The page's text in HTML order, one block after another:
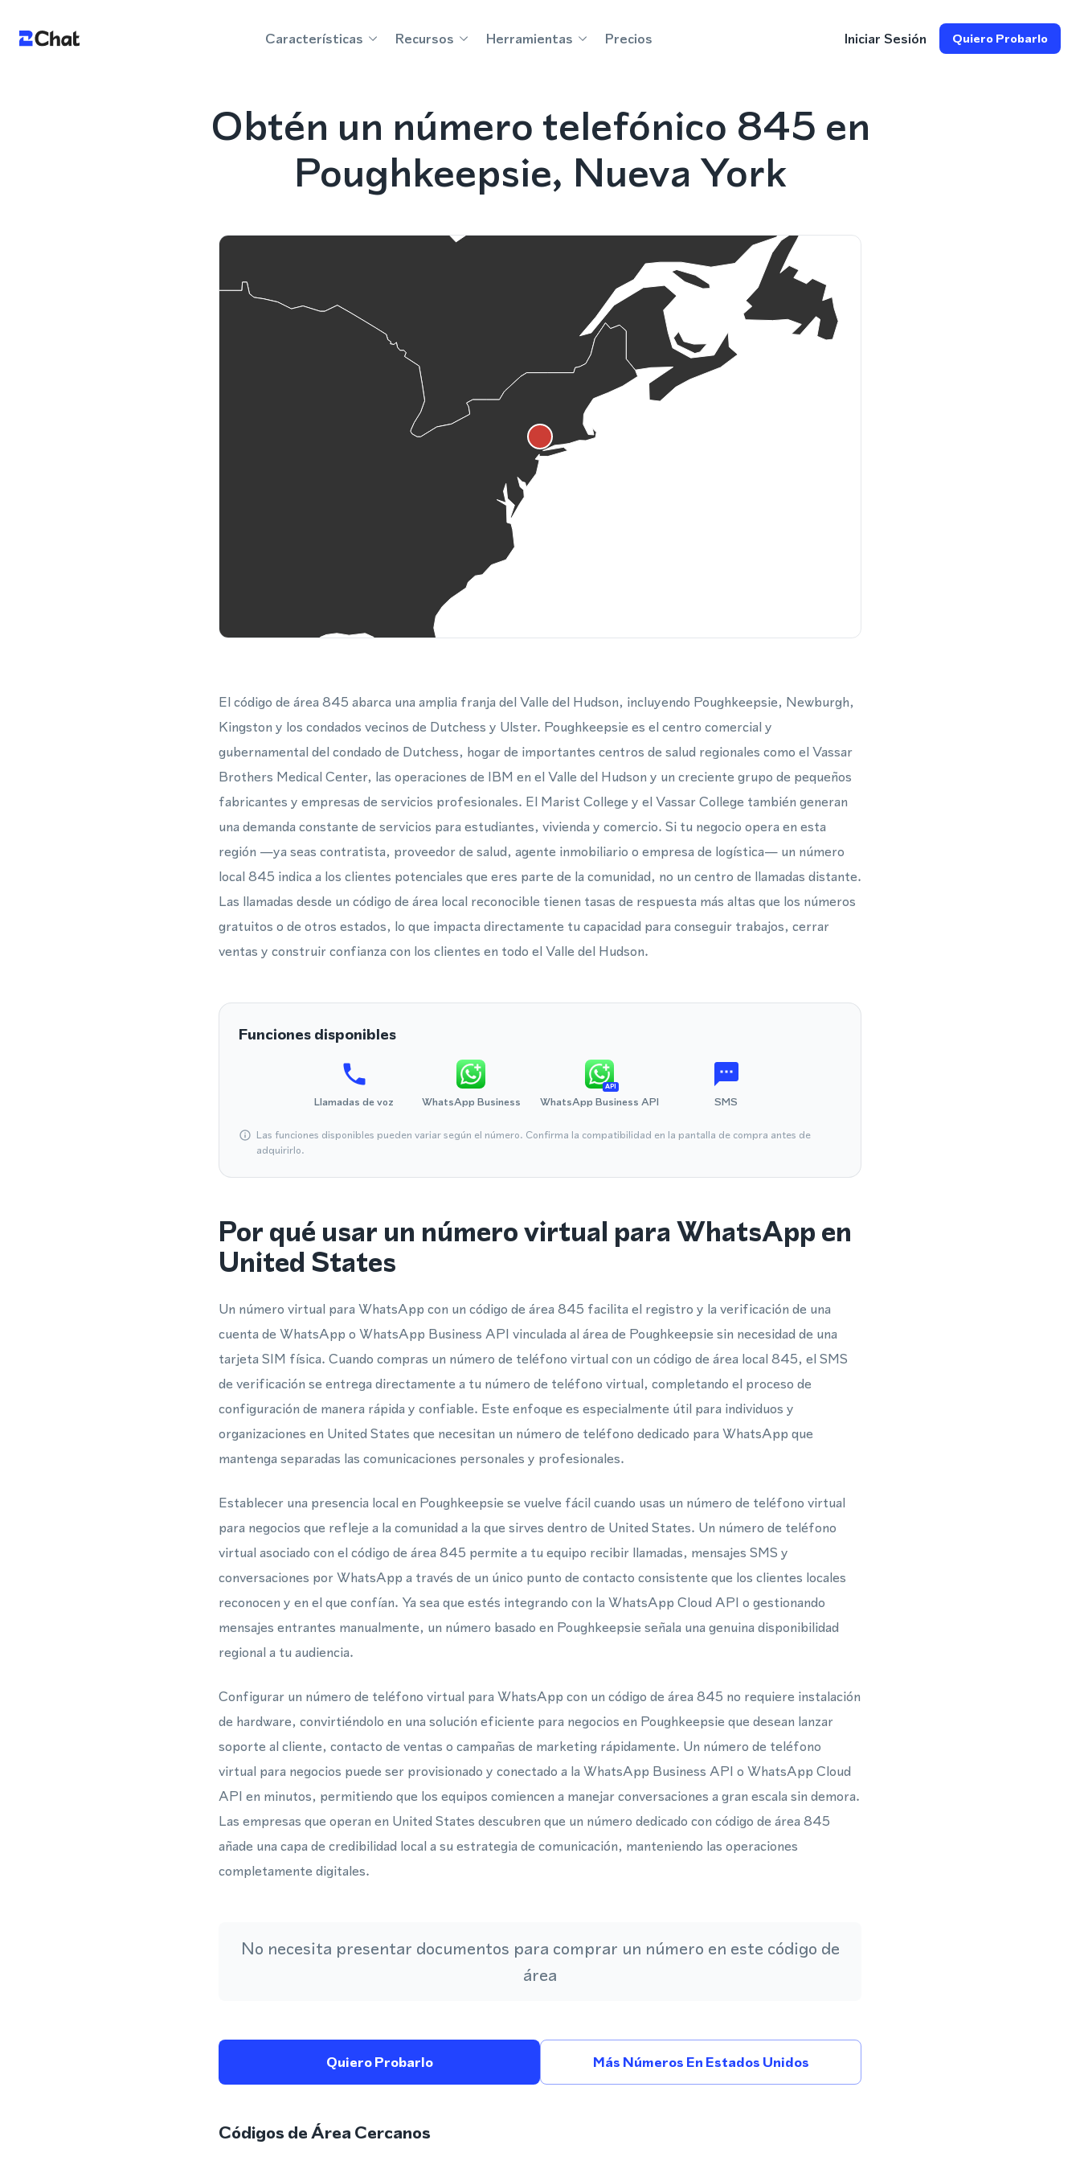
Características Recursos Herramientas Precios Iniciar Sesión Quiero Probarlo
Obtén un número telefónico 845 en
Poughkeepsie, Nueva York
El código de área 845 abarca una amplia franja del Valle del Hudson, incluyendo Poughkeepsie, Newburgh,
Kingston y los condados vecinos de Dutchess y Ulster. Poughkeepsie es el centro comercial y
gubernamental del condado de Dutchess, hogar de importantes centros de salud regionales como el Vassar
Brothers Medical Center, las operaciones de IBM en el Valle del Hudson y un creciente grupo de pequeños
fabricantes y empresas de servicios profesionales. El Marist College y el Vassar College también generan
una demanda constante de servicios para estudiantes, vivienda y comercio. Si tu negocio opera en esta
región —ya seas contratista, proveedor de salud, agente inmobiliario o empresa de logística— un número
local 845 indica a los clientes potenciales que eres parte de la comunidad, no un centro de llamadas distante.
Las llamadas desde un código de área local reconocible tienen tasas de respuesta más altas que los números
gratuitos o de otros estados, lo que impacta directamente tu capacidad para conseguir trabajos, cerrar
ventas y construir confianza con los clientes en todo el Valle del Hudson.
Funciones disponibles
Llamadas de voz WhatsApp Business
API
WhatsApp Business API SMS
Las funciones disponibles pueden variar según el número. Confirma la compatibilidad en la pantalla de compra antes de
adquirirlo.
Por qué usar un número virtual para WhatsApp en
United States
Un número virtual para WhatsApp con un código de área 845 facilita el registro y la verificación de una
cuenta de WhatsApp o WhatsApp Business API vinculada al área de Poughkeepsie sin necesidad de una
tarjeta SIM física. Cuando compras un número de teléfono virtual con un código de área local 845, el SMS
de verificación se entrega directamente a tu número de teléfono virtual, completando el proceso de
configuración de manera rápida y confiable. Este enfoque es especialmente útil para individuos y
organizaciones en United States que necesitan un número de teléfono dedicado para WhatsApp que
mantenga separadas las comunicaciones personales y profesionales.
Establecer una presencia local en Poughkeepsie se vuelve fácil cuando usas un número de teléfono virtual
para negocios que refleje a la comunidad a la que sirves dentro de United States. Un número de teléfono
virtual asociado con el código de área 845 permite a tu equipo recibir llamadas, mensajes SMS y
conversaciones por WhatsApp a través de un único punto de contacto consistente que los clientes locales
reconocen y en el que confían. Ya sea que estés integrando con la WhatsApp Cloud API o gestionando
mensajes entrantes manualmente, un número basado en Poughkeepsie señala una genuina disponibilidad
regional a tu audiencia.
Configurar un número de teléfono virtual para WhatsApp con un código de área 845 no requiere instalación
de hardware, convirtiéndolo en una solución eficiente para negocios en Poughkeepsie que desean lanzar
soporte al cliente, contacto de ventas o campañas de marketing rápidamente. Un número de teléfono
virtual para negocios puede ser provisionado y conectado a la WhatsApp Business API o WhatsApp Cloud
API en minutos, permitiendo que los equipos comiencen a manejar conversaciones a gran escala sin demora.
Las empresas que operan en United States descubren que un número dedicado con código de área 845
añade una capa de credibilidad local a su estrategia de comunicación, manteniendo las operaciones
completamente digitales.
No necesita presentar documentos para comprar un número en este código de
área
Quiero Probarlo Más Números En Estados Unidos
Códigos de Área Cercanos